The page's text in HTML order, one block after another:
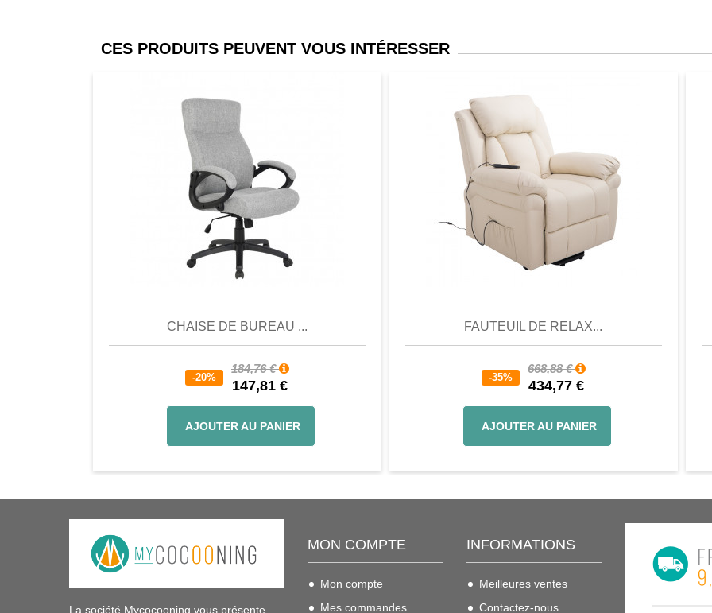
CES PRODUITS PEUVENT VOUS INTÉRESSER
CHAISE DE BUREAU ...
-20%
184,76 €
147,81 €
AJOUTER AU PANIER
Favori
FAUTEUIL DE RELAX...
-35%
668,88 €
434,77 €
AJOUTER AU PANIER
Favori
La société Mycocooning vous présente
MON COMPTE
Mon compte
Mes commandes
INFORMATIONS
Meilleures ventes
Contactez-nous